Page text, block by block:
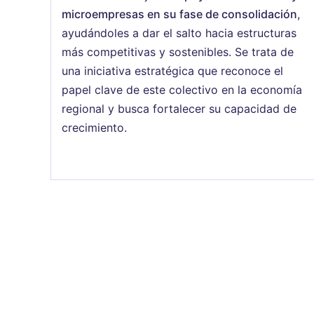
microempresas en su fase de consolidación,
ayudándoles a dar el salto hacia estructuras
más competitivas y sostenibles. Se trata de
una iniciativa estratégica que reconoce el
papel clave de este colectivo en la economía
regional y busca fortalecer su capacidad de
crecimiento.